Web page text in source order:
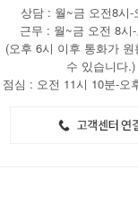
상담 : 월~금 오전8시-
근무 : 월~금 오전 8시
(오후 6시 이후 통화가
수 있습니다.)
점심 : 오전 11시 10분-오